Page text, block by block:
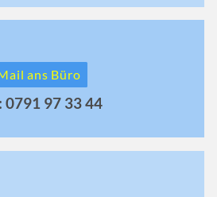
ans Büro
0791 97 33 44